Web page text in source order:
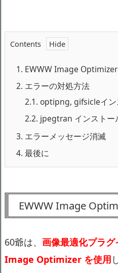
Contents
1. EWWW Image
2. エラーの対処方法
2.1. optipng, gifsicleイン
2.2. jpegtran インストー
3. エラーメッセージ消滅
4. 最後に
EWWW Image
60爺は、 画像最適化プラ
Image Optimizer を使用